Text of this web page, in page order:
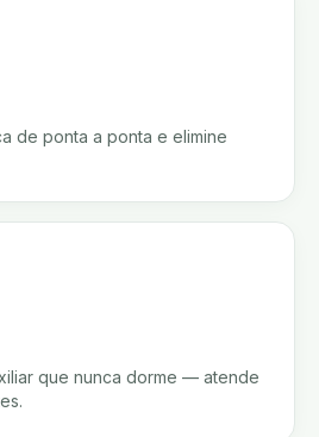
de ponta a ponta e elimine
que nunca dorme — atende